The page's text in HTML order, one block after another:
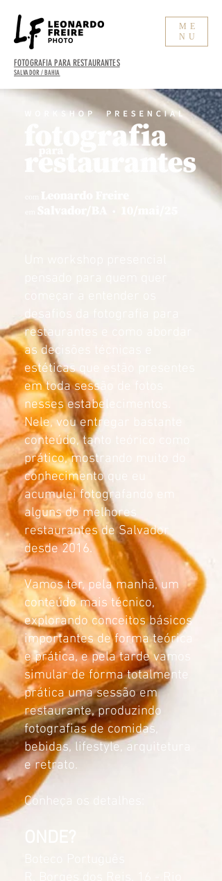
ME
NU
FOTOGRAFIA PARA RESTAURANTES
SALVADOR / BAHIA
desafios da fotografia para
restaurantes e como abordar
as decisões técnicas e
estéticas que estão presentes
em toda sessão de fotos
nesses estabelecimentos.
Nele, vou entregar bastante
conteúdo, tanto teórico como
prático, mostrando muito
conhecimento que eu
acumulei fotografando em
alguns do melhores
restaurantes de Salvador
desde 2016.
Vamos ter, pela manhã, um
conteúdo mais técnico,
explorando conceitos básicos
importantes de forma teórica
e prática, e pela tarde vamos
simular de forma totalmente
prática uma sessão em
restaurante, produzindo
fotografias de comidas,
bebidas, lifestyle, arquitetura
e retrato.
Conheça os detalhes: